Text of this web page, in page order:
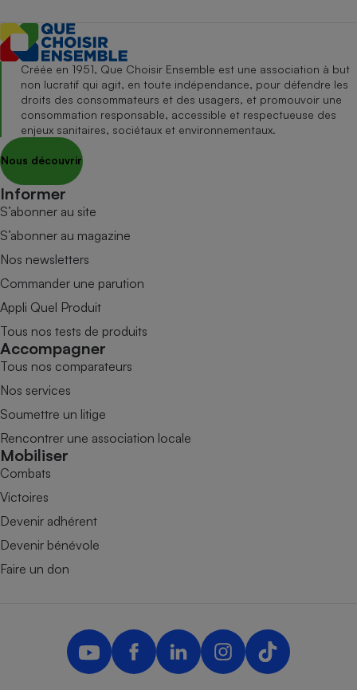
Créée en 1951, Que Choisir Ensemble est une association à but
non lucratif qui agit, en toute indépendance, pour défendre les
droits des consommateurs et des usagers, et promouvoir une
consommation responsable, accessible et respectueuse des
enjeux sanitaires, sociétaux et environnementaux.
Nous découvrir
Informer
S’abonner au site
S’abonner au magazine
Nos newsletters
Commander une parution
Appli Quel Produit
Tous nos tests de produits
Accompagner
Tous nos comparateurs
Nos services
Soumettre un litige
Rencontrer une association locale
Mobiliser
Combats
Victoires
Devenir adhérent
Devenir bénévole
Faire un don